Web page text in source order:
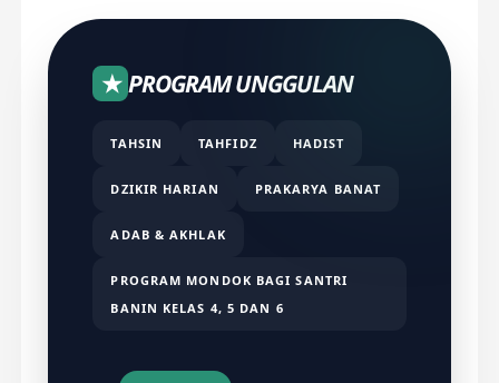
★ PROGRAM UNGGULAN
TAHSIN TAHFIDZ HADIST
DZIKIR HARIAN PRAKARYA BANAT
ADAB & AKHLAK
PROGRAM MONDOK BAGI SANTRI
BANIN KELAS 4, 5 DAN 6